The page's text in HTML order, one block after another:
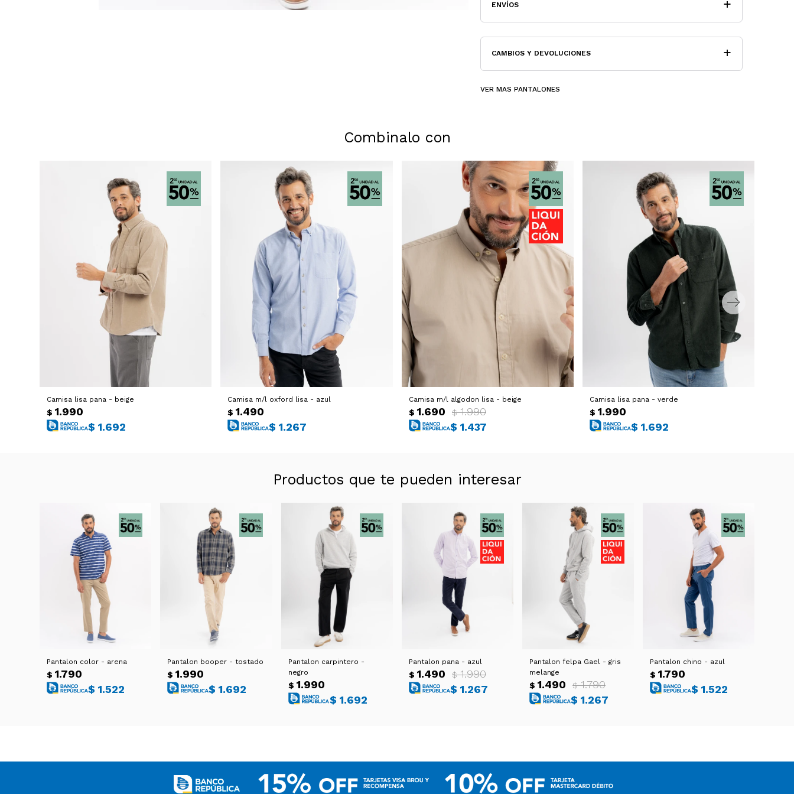
ENVÍOS
CAMBIOS Y DEVOLUCIONES
VER MAS PANTALONES
Combinalo con
Camisa lisa pana - beige
$ 1.990
$ 1.692
Camisa m/l oxford lisa - azul
$ 1.490
$ 1.267
Camisa m/l algodon lisa - beige
$ 1.690 $ 1.990
$ 1.437
Camisa lisa pana - verde
$ 1.990
$ 1.692
Productos que te pueden interesar
Pantalon color - arena
$ 1.790
$ 1.522
Pantalon booper - tostado
$ 1.990
$ 1.692
Pantalon carpintero -
negro
$ 1.990
$ 1.692
Pantalon pana - azul
$ 1.490 $ 1.990
$ 1.267
Pantalon felpa Gael - gris
melange
$ 1.490 $ 1.790
$ 1.267
Pantalon chino - azul
$ 1.790
$ 1.522